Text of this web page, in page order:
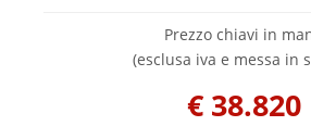
Prezzo chiavi in
(esclusa iva e messa in
€ 38.820